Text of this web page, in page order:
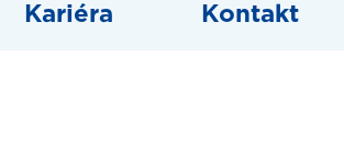
Kariéra Kontakt